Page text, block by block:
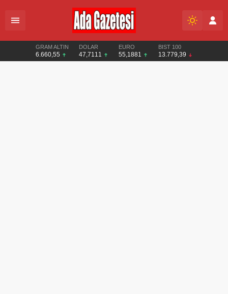
GRAM ALTIN
6.660,55
DOLAR
47,7111
EURO
55,1881
BIST 100
13.779,39